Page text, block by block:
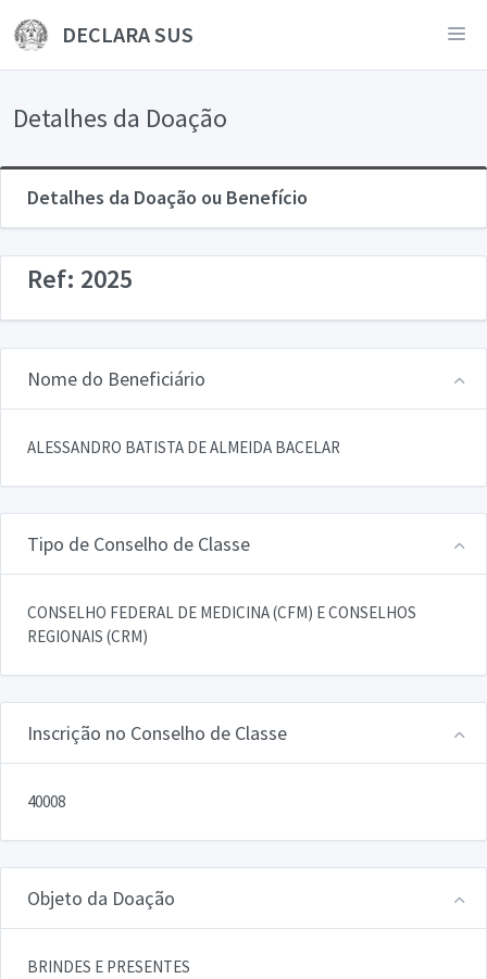
DECLARA SUS
Detalhes da Doação
Detalhes da Doação ou Benefício
Ref: 2025
Nome do Beneficiário
ALESSANDRO BATISTA DE ALMEIDA BACELAR
Tipo de Conselho de Classe
CONSELHO FEDERAL DE MEDICINA (CFM) E CONSELHOS
REGIONAIS (CRM)
Inscrição no Conselho de Classe
40008
Objeto da Doação
BRINDES E PRESENTES